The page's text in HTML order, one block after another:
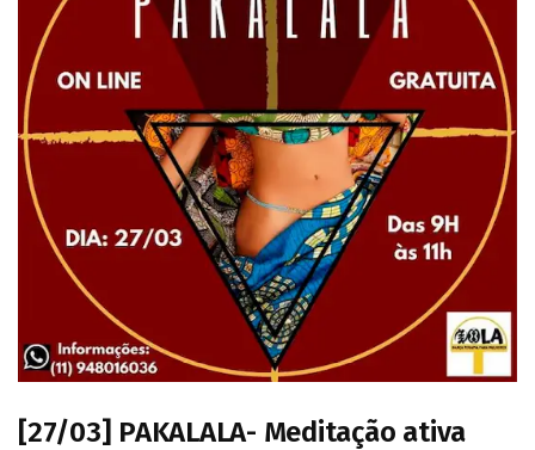
[27/03] PAKALALA- Meditação ativa